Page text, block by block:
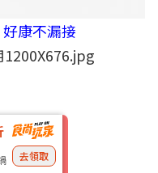
康不漏接
去領取